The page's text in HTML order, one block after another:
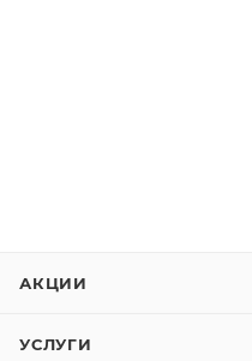
АКЦИИ
УСЛУГИ